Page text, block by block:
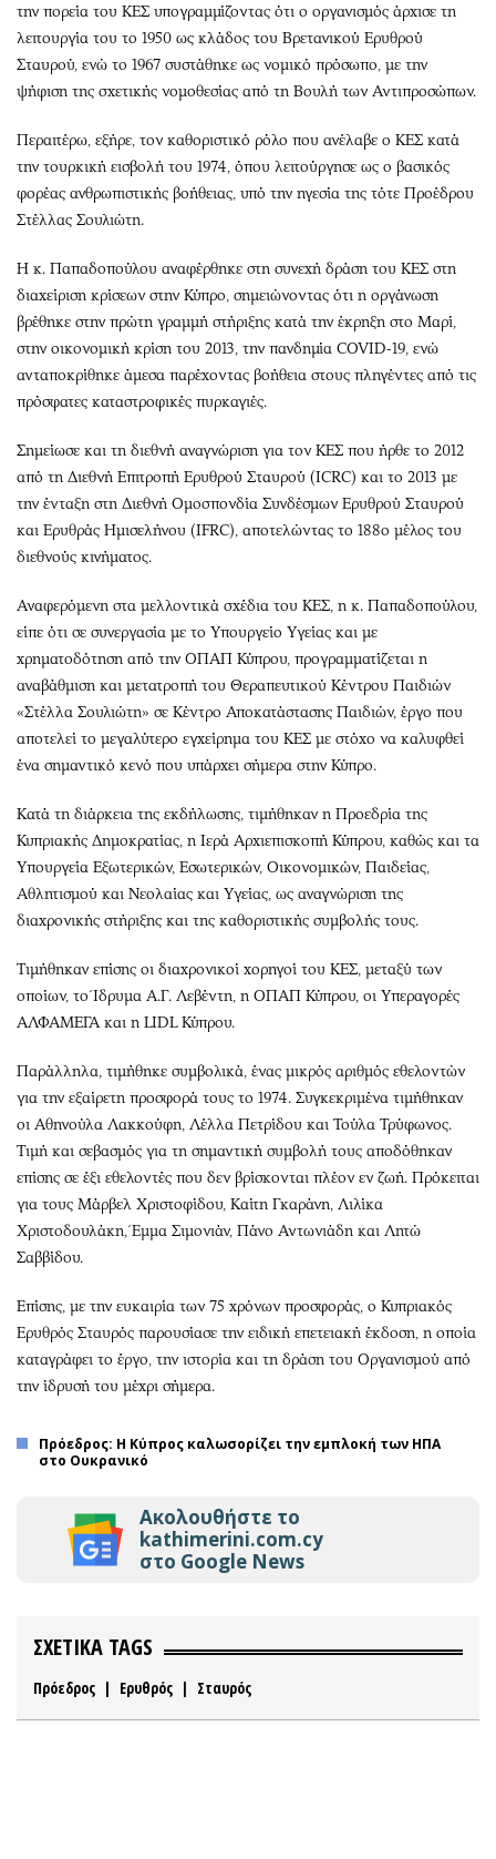
την πορεία του ΚΕΣ υπογραμμίζοντας ότι ο οργανισμός άρχισε τη
λειτουργία του το 1950 ως κλάδος του Βρετανικού Ερυθρού
Σταυρού, ενώ το 1967 συστάθηκε ως νομικό πρόσωπο, με την
ψήφιση της σχετικής νομοθεσίας από τη Βουλή των Αντιπροσώπων.
Περαιτέρω, εξήρε, τον καθοριστικό ρόλο που ανέλαβε ο ΚΕΣ κατά
την τουρκική εισβολή του 1974, όπου λειτούργησε ως ο βασικός
φορέας ανθρωπιστικής βοήθειας, υπό την ηγεσία της τότε Προέδρου
Στέλλας Σουλιώτη.
Η κ. Παπαδοπούλου αναφέρθηκε στη συνεχή δράση του ΚΕΣ στη
διαχείριση κρίσεων στην Κύπρο, σημειώνοντας ότι η οργάνωση
βρέθηκε στην πρώτη γραμμή στήριξης κατά την έκρηξη στο Μαρί,
στην οικονομική κρίση του 2013, την πανδημία COVID-19, ενώ
ανταποκρίθηκε άμεσα παρέχοντας βοήθεια στους πληγέντες από τις
πρόσφατες καταστροφικές πυρκαγιές.
Σημείωσε και τη διεθνή αναγνώριση για τον ΚΕΣ που ήρθε το 2012
από τη Διεθνή Επιτροπή Ερυθρού Σταυρού (ICRC) και το 2013 με
την ένταξη στη Διεθνή Ομοσπονδία Συνδέσμων Ερυθρού Σταυρού
και Ερυθράς Ημισελήνου (IFRC), αποτελώντας το 188ο μέλος του
διεθνούς κινήματος.
Αναφερόμενη στα μελλοντικά σχέδια του ΚΕΣ, η κ. Παπαδοπούλου,
είπε ότι σε συνεργασία με το Υπουργείο Υγείας και με
χρηματοδότηση από την ΟΠΑΠ Κύπρου, προγραμματίζεται η
αναβάθμιση και μετατροπή του Θεραπευτικού Κέντρου Παιδιών
«Στέλλα Σουλιώτη» σε Κέντρο Αποκατάστασης Παιδιών, έργο που
αποτελεί το μεγαλύτερο εγχείρημα του ΚΕΣ με στόχο να καλυφθεί
ένα σημαντικό κενό που υπάρχει σήμερα στην Κύπρο.
Κατά τη διάρκεια της εκδήλωσης, τιμήθηκαν η Προεδρία της
Κυπριακής Δημοκρατίας, η Ιερά Αρχιεπισκοπή Κύπρου, καθώς και τα
Υπουργεία Εξωτερικών, Εσωτερικών, Οικονομικών, Παιδείας,
Αθλητισμού και Νεολαίας και Υγείας, ως αναγνώριση της
διαχρονικής στήριξης και της καθοριστικής συμβολής τους.
Τιμήθηκαν επίσης οι διαχρονικοί χορηγοί του ΚΕΣ, μεταξύ των
οποίων, το Ίδρυμα Α.Γ. Λεβέντη, η ΟΠΑΠ Κύπρου, οι Υπεραγορές
ΑΛΦΑΜΕΓΑ και η LIDL Κύπρου.
Παράλληλα, τιμήθηκε συμβολικά, ένας μικρός αριθμός εθελοντών
για την εξαίρετη προσφορά τους το 1974. Συγκεκριμένα τιμήθηκαν
οι Αθηνούλα Λακκούφη, Λέλλα Πετρίδου και Τούλα Τρύφωνος.
Τιμή και σεβασμός για τη σημαντική συμβολή τους αποδόθηκαν
επίσης σε έξι εθελοντές που δεν βρίσκονται πλέον εν ζωή. Πρόκειται
για τους Μάρβελ Χριστοφίδου, Καίτη Γκαράνη, Λιλίκα
Χριστοδουλάκη, Έμμα Σιμονιάν, Πάνο Αντωνιάδη και Λητώ
Σαββίδου.
Επίσης, με την ευκαιρία των 75 χρόνων προσφοράς, ο Κυπριακός
Ερυθρός Σταυρός παρουσίασε την ειδική επετειακή έκδοση, η οποία
καταγράφει το έργο, την ιστορία και τη δράση του Οργανισμού από
την ίδρυσή του μέχρι σήμερα.
Πρόεδρος: Η Κύπρος καλωσορίζει την εμπλοκή των ΗΠΑ
στο Ουκρανικό
Ακολουθήστε το
kathimerini.com.cy
στο Google News
ΣΧΕΤΙΚΑ TAGS
Πρόεδρος | Ερυθρός | Σταυρός